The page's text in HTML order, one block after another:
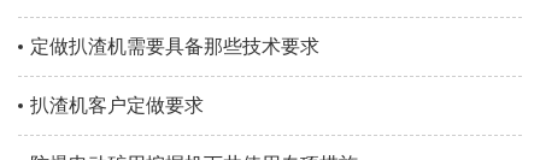
定做扒渣机需要具备那些技术要求
扒渣机客户定做要求